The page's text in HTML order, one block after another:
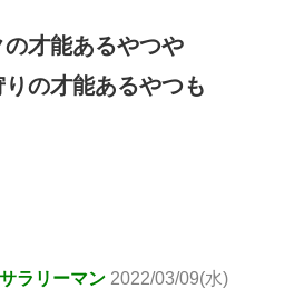
才能あるやつや
の才能あるやつも
ラリーマン 2022/03/09(水)